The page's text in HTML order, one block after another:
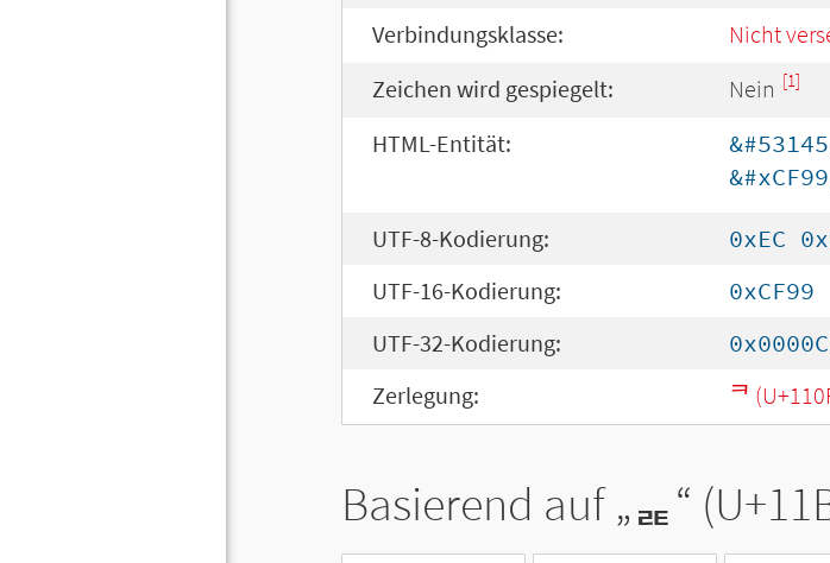
Verbindungsklasse: Nicht
Zeichen wird gespiegelt: Nein [1]
HTML-Entität:
UTF-8-Kodierung:
0xEC
UTF-16-Kodierung:
0xCF99
UTF-32-Kodierung:
Zerlegung:
ᄏ
Basierend auf „ᆴ“